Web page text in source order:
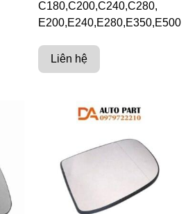
C180,C200,C240,C280,
E200,E240,E280,E350,E500
Liên hệ